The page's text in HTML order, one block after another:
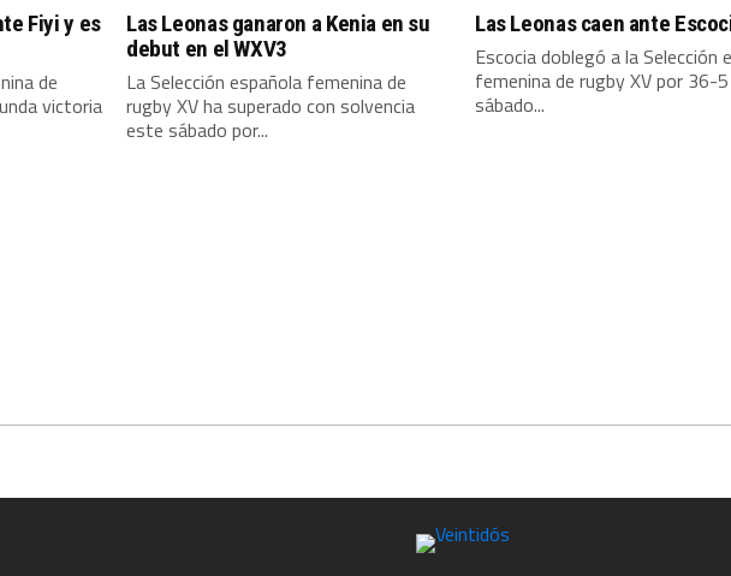
Fiyi y es
de
victoria
Las Leonas ganaron a Kenia en su
debut en el WXV3
La Selección española femenina de
rugby XV ha superado con solvencia
este sábado por...
Las Leonas caen ante
Escocia doblegó a la Selección
femenina de rugby XV por 36-
sábado...